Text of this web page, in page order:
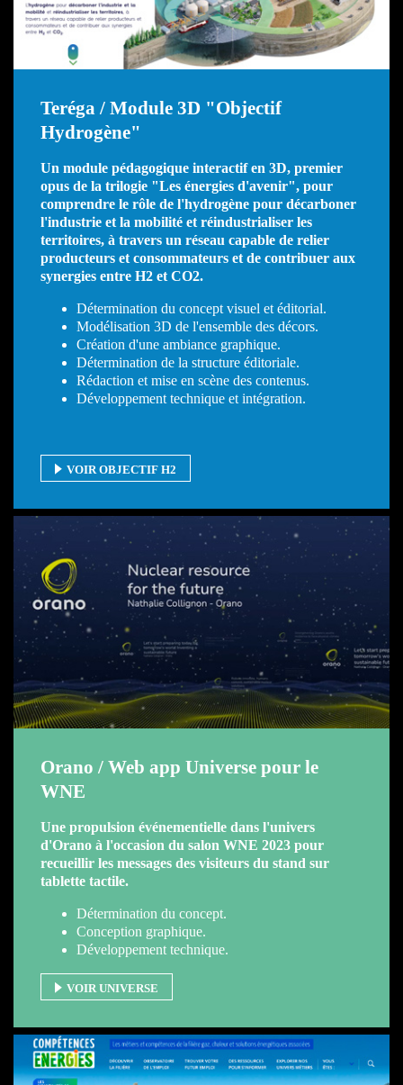
Teréga / Module 3D "Objectif
Hydrogène"
Un module pédagogique interactif en 3D, premier
opus de la trilogie "Les énergies d'avenir", pour
comprendre le rôle de l'hydrogène pour décarboner
l'industrie et la mobilité et réindustrialiser les
territoires, à travers un réseau capable de relier
producteurs et consommateurs et de contribuer aux
synergies entre H2 et CO2.
Détermination du concept visuel et éditorial.
Modélisation 3D de l'ensemble des décors.
Création d'une ambiance graphique.
Détermination de la structure éditoriale.
Rédaction et mise en scène des contenus.
Développement technique et intégration.
VOIR OBJECTIF H2
Orano / Web app Universe pour le
WNE
Une propulsion événementielle dans l'univers
d'Orano à l'occasion du salon WNE 2023 pour
recueillir les messages des visiteurs du stand sur
tablette tactile.
Détermination du concept.
Conception graphique.
Développement technique.
VOIR UNIVERSE